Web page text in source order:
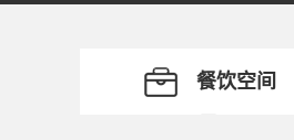
餐饮空间